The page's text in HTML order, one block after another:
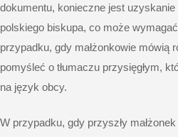
dokumentu, konieczne jest
polskiego biskupa, co może
przypadku, gdy małżonkowie mówią
pomyśleć o tłumaczu przysięgłym,
na język obcy.
W przypadku, gdy przyszły